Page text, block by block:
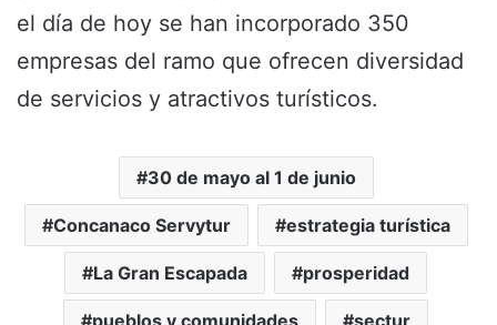
el día de hoy se han incorporado 350
empresas del ramo que ofrecen diversidad
de servicios y atractivos turísticos.
30 de mayo al 1 de junio
Concanaco Servytur estrategia turística
La Gran Escapada prosperidad
pueblos y comunidades sectur